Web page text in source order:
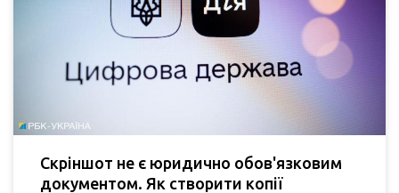
Скріншот не є юридично обов'язковим
документом. Як створити копії